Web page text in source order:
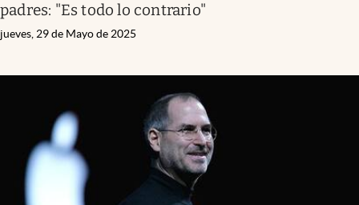
padres: "Es todo lo contrario"
jueves, 29 de Mayo de 2025